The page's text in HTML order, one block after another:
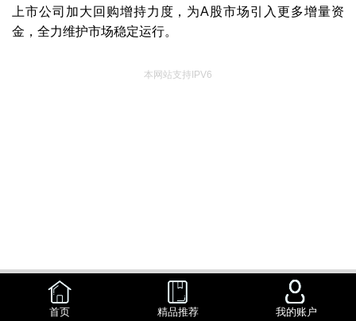
上市公司加大回购增持力度，为A股市场引入更多增量资
金，全力维护市场稳定运行。
本网站支持IPV6
首页 精品推荐 我的账户